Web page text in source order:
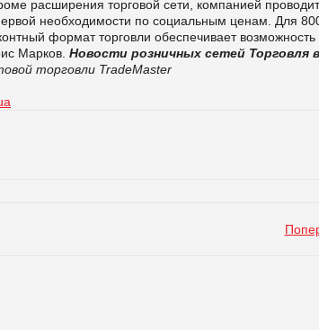
расширения торговой сети, компанией
необходимости по социальным ценам. Для
формат торговли обеспечивает возможность
Марков. Новости розничных сетей Торговля
торговли TradeMaster